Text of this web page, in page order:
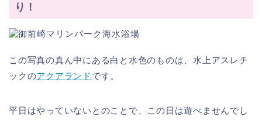
り！
この写真の真ん中にある白と水色のものは、 水上アスレチ
ックのアクアランド です。
平日はやっていないとのことで、この日は遊べませんでし